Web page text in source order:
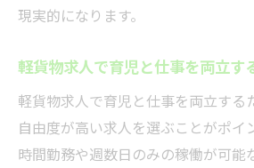
現実的になります。
軽貨物求人で育児と仕事を両立す
軽貨物求人で育児と仕事を両立する
自由度が高い求人を選ぶことがポイ
時間勤務や週数日のみの稼働が可能